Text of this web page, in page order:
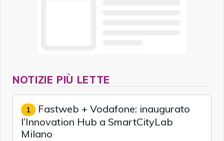
NOTIZIE PIÙ LETTE
1 Fastweb + Vodafone: inaugurato
l’Innovation Hub a SmartCityLab
Milano